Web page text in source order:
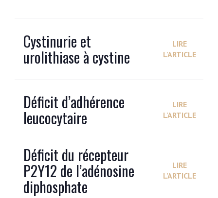
Cystinurie et
urolithiase à cystine
LIRE
L'ARTICLE
Déficit d’adhérence
leucocytaire
LIRE
L'ARTICLE
Déficit du récepteur
P2Y12 de l’adénosine
diphosphate
LIRE
L'ARTICLE